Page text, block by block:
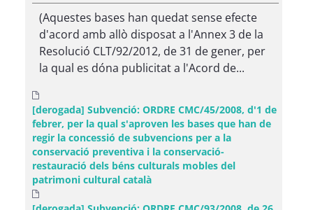
(Aquestes bases han quedat sense efecte
d'acord amb allò disposat a l'Annex 3 de la
Resolució CLT/92/2012, de 31 de gener, per
la qual es dóna publicitat a l'Acord de...
[derogada] Subvenció: ORDRE CMC/45/2008, d'1 de
febrer, per la qual s'aproven les bases que han de
regir la concessió de subvencions per a la
conservació preventiva i la conservació-
restauració dels béns culturals mobles del
patrimoni cultural català